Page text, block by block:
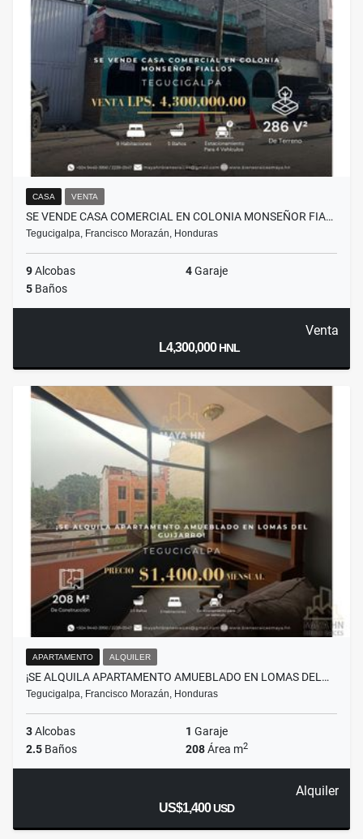
CASA VENTA
SE VENDE CASA COMERCIAL EN COLONIA MONSEÑOR FIA…
Tegucigalpa, Francisco Morazán, Honduras
9Alcobas 4Garaje
5 Baños
Venta
L4,300,000HNL
APARTAMENTO ALQUILER
¡SE ALQUILA APARTAMENTO AMUEBLADO EN LOMAS DEL…
Tegucigalpa, Francisco Morazán, Honduras
3Alcobas 1 Garaje
2.5 Baños 208Área m2
Alquiler
US$1,400USD